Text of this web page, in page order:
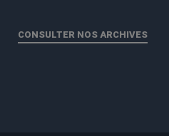
CONSULTER NOS ARCHIVES